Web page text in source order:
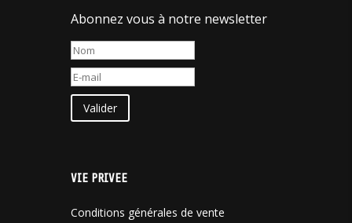
Abonnez vous à notre newsletter
Valider
VIE PRIVEE
Conditions générales de vente